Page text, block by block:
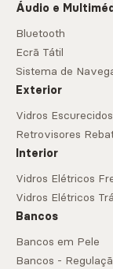
Áudio e
Bluetooth
Ecrã Tátil
Sistema de
Exterior
Vidros Escurecidos
Retrovisores
Interior
Vidros Elétricos
Vidros Elétricos
Bancos
Bancos em Pele
Bancos -